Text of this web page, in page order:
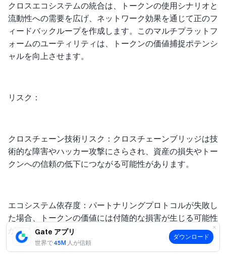
Gate アプリ
世界で45M 人が信頼
ダウンロード
クロスエコシステムの統合は、トークンの使用シナリオと
流動性への需要を広げ、ネットワーク効果を通じて正のフ
ィードバックループを作成します。このマルチプラットフ
ォームのユーティリティは、トークンの価値捕捉ポテンシ
ャルを向上させます。
リスク：
クロスチェーン技術リスク：クロスチェーンブリッジは技
術的な障害やハッカー攻撃にさらされ、資産の損失やトー
クンへの信頼の低下につながる可能性があります。
エコシステム依存度：パートナリングプロトコルが失敗し
た場合、トークンの価値には付随的な損害が生じる可能性
があります。